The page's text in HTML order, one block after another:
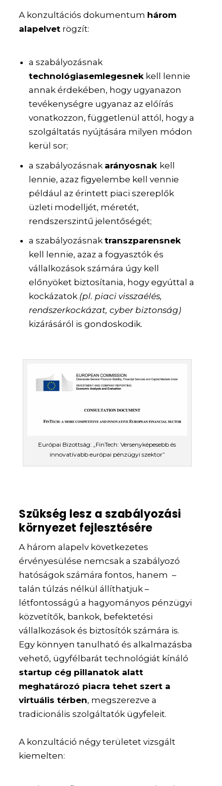
A konzultációs dokumentum három
alapelvet rögzít:
a szabályozásnak
technológiasemlegesnekkell lennie
annak érdekében, hogy ugyanazon
tevékenységre ugyanaz az előírás
vonatkozzon, függetlenül attól, hogy a
szolgáltatás nyújtására milyen módon
kerül sor;
a szabályozásnak arányosnak kell
lennie, azaz figyelembe kell vennie
például az érintett piaci szereplők
üzleti modelljét, méretét,
rendszerszintű jelentőségét;
a szabályozásnak transzparensnek
kell lennie, azaz a fogyasztók és
vállalkozások számára úgy kell
előnyöket biztosítania, hogy egyúttal a
kockázatok (pl. piaci visszaélés,
rendszerkockázat, cyber biztonság)
kizárásáról is gondoskodik.
Európai Bizottság: „FinTech: Versenyképesebb és
innovatívabb európai pénzügyi szektor”
Szükség lesz a szabályozási
környezet fejlesztésére
A három alapelv következetes
érvényesülése nemcsak a szabályozó
hatóságok számára fontos, hanem –
talán túlzás nélkül állíthatjuk –
létfontosságú a hagyományos pénzügyi
közvetítők, bankok, befektetési
vállalkozások és biztosítók számára is.
Egy könnyen tanulható és alkalmazásba
vehető, ügyfélbarát technológiát kínáló
startup cég pillanatok alatt
meghatározó piacra tehet szert a
virtuális térben, megszerezve a
tradicionális szolgáltatók ügyfeleit.
A konzultáció négy területet vizsgált
kiemelten: